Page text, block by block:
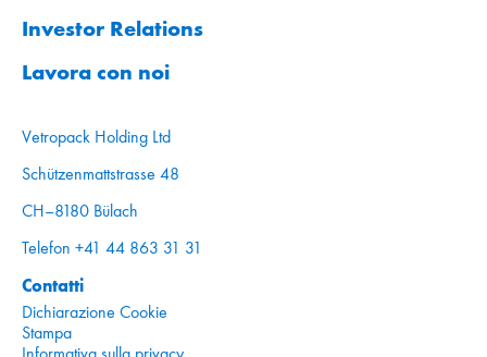
Investor Relations
Lavora con noi
Vetropack Holding Ltd
Schützenmattstrasse 48
CH–8180 Bülach
Telefon +41 44 863 31 31
Contatti
Dichiarazione Cookie
Stampa